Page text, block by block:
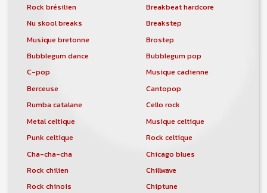
Rock brésilien
Breakbeat hardcore
Nu skool breaks
Breakstep
Musique bretonne
Brostep
Bubblegum dance
Bubblegum pop
C-pop
Musique cadienne
Berceuse
Cantopop
Rumba catalane
Cello rock
Metal celtique
Musique celtique
Punk celtique
Rock celtique
Cha-cha-cha
Chicago blues
Rock chilien
Chillwave
Rock chinois
Chiptune